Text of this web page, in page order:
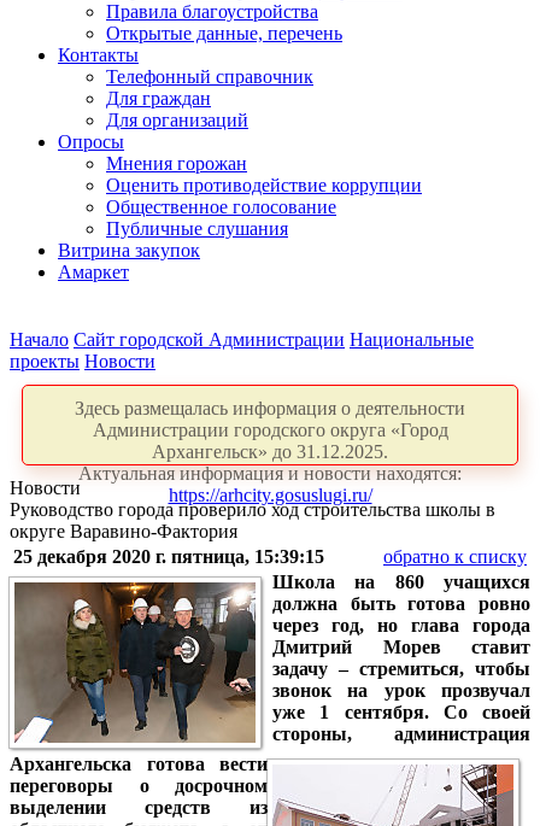
Правила благоустройства
Открытые данные, перечень
Контакты
Телефонный справочник
Для граждан
Для организаций
Опросы
Мнения горожан
Оценить противодействие коррупции
Общественное голосование
Публичные слушания
Витрина закупок
Амаркет
Начало Сайт городской Администрации Национальные
проекты Новости
Здесь размещалась информация о деятельности
Администрации городского округа «Город
Архангельск» до 31.12.2025.
Актуальная информация и новости находятся:
https://arhcity.gosuslugi.ru/
Новости
Руководство города проверило ход строительства школы в
округе Варавино-Фактория
25 декабря 2020 г. пятница, 15:39:15
обратно к списку
Школа на 860 учащихся
должна быть готова ровно
через год, но глава города
Дмитрий Морев ставит
задачу – стремиться, чтобы
звонок на урок прозвучал
уже 1 сентября. Со своей
стороны, администрация
Архангельска готова вести
переговоры о досрочном
выделении средств из